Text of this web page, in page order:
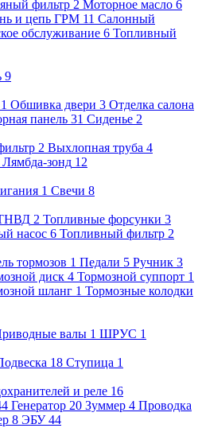
фильтр 2 Моторное масло 6
и цепь ГРМ 11 Салонный
обслуживание 6 Топливный
9
1 Обшивка двери 3 Отделка салона
панель 31 Сиденье 2
2 Выхлопная труба 4
Лямбда-зонд 12
1 Свечи 8
2 Топливные форсунки 3
насос 6 Топливный фильтр 2
тормозов 1 Педали 5 Ручник 3
диск 4 Тормозной суппорт 1
шланг 1 Тормозные колодки
валы 1 ШРУС 1
18 Ступица 1
и реле 16
Генератор 20 Зуммер 4 Проводка
8 ЭБУ 44